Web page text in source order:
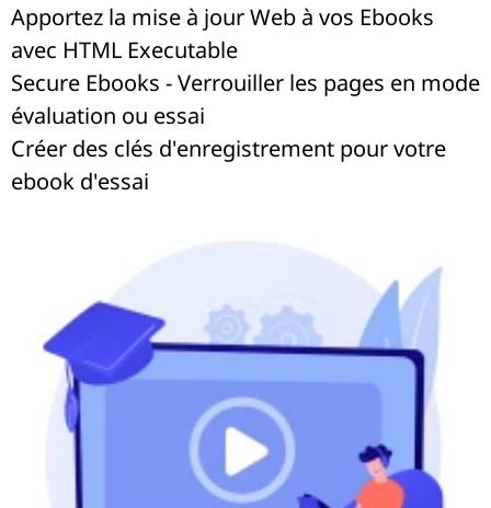
Apportez la mise à jour Web à vos Ebooks
avec HTML Executable
Secure Ebooks - Verrouiller les pages en mode
évaluation ou essai
Créer des clés d'enregistrement pour votre
ebook d'essai